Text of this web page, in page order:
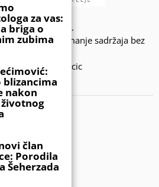
- KIDSINFO.BA.
preuzimanje sadržaja bez
izdavača.
by Amar SIjercic
za vas:
briga o
zubima
blizancima
nakon
član
Porodila
Šeherzada